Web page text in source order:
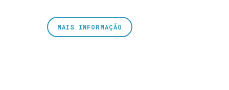
MAIS INFORMAÇÃO